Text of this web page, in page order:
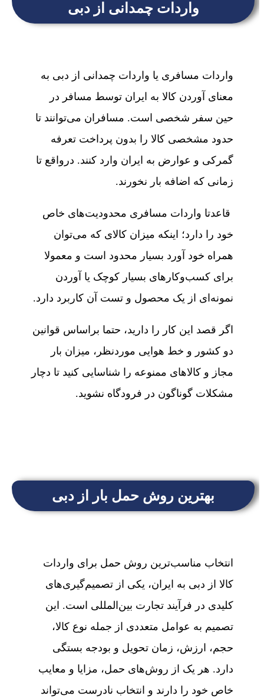
واردات چمدانی از دبی
واردات مسافری یا واردات چمدانی از دبی به
معنای آوردن کالا به ایران توسط مسافر در
حین سفر شخصی است. مسافران می‌توانند تا
حدود مشخصی کالا را بدون پرداخت تعرفه
گمرکی و عوارض به ایران وارد کنند. درواقع تا
زمانی که اضافه بار نخورند.
قاعدتا واردات مسافری محدودیت‌های خاص
خود را دارد؛ اینکه میزان کالای که می‌توان
همراه خود آورد بسیار محدود است و معمولا
برای کسب‌وکارهای بسیار کوچک یا آوردن
نمونه‌ای از یک محصول و تست آن کاربرد دارد.
اگر قصد این کار را دارید، حتما براساس قوانین
دو کشور و خط هوایی موردنظر، میزان بار
مجاز و کالاهای ممنوعه را شناسایی کنید تا دچار
مشکلات گوناگون در فرودگاه نشوید.
بهترین روش حمل بار از دبی
انتخاب مناسب‌ترین روش حمل برای واردات
کالا از دبی به ایران، یکی از تصمیم‌گیری‌های
کلیدی در فرآیند تجارت بین‌المللی است. این
تصمیم به عوامل متعددی از جمله نوع کالا،
حجم، ارزش، زمان تحویل و بودجه بستگی
دارد. هر یک از روش‌های حمل، مزایا و معایب
خاص خود را دارند و انتخاب نادرست می‌تواند